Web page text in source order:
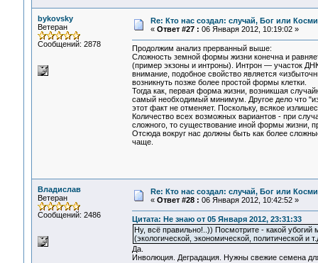
bykovsky
Ветеран
Сообщений: 2878
Re: Кто нас создал: случай, Бог или
« Ответ #27 : 06 Января 2012, 10:19:02 »
Продолжим анализ прерванный выше:
Сложность земной формы жизни конечна и
(пример экзоны и интроны). Интрон — участок
внимание, подобное свойство является
возникнуть позже более простой формы клетки.
Тогда как, первая форма жизни, возникшая
самый необходимый минимум. Другое дело что
этот факт не отменяет. Поскольку, всякое
Количество всех возможных вариантов - при
сложного, то существование иной формы жизни,
Отсюда вокруг нас должны быть как более
чаще.
Владислав
Ветеран
Сообщений: 2486
Re: Кто нас создал: случай, Бог или
« Ответ #28 : 06 Января 2012, 10:42:52 »
Цитата: Не знаю от 05 Января 2012, 23:31:33
Ну, всё правильно!..)) Посмотрите - какой
(экологической, экономической, политической и
Да.
Инволюция. Деградация. Нужны свежие семена